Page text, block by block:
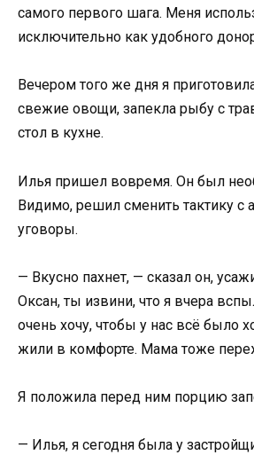
самого первого шага. Меня
исключительно как удобного
Вечером того же дня я
свежие овощи, запекла рыбу с
стол в кухне.
Илья пришел вовремя. Он был
Видимо, решил сменить тактику с
уговоры.
— Вкусно пахнет, — сказал он,
Оксан, ты извини, что я вчера
очень хочу, чтобы у нас всё было
жили в комфорте. Мама тоже
Я положила перед ним порцию
— Илья, я сегодня была у